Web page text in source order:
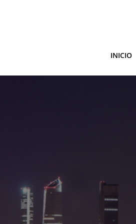
INICIO